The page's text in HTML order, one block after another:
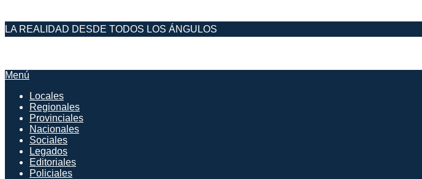
Saltar
al
LA REALIDAD DESDE TODOS LOS ÁNGULOS
Menú
navegación
principal
Menú
Locales
Regionales
Provinciales
Nacionales
Sociales
Legados
Editoriales
Policiales